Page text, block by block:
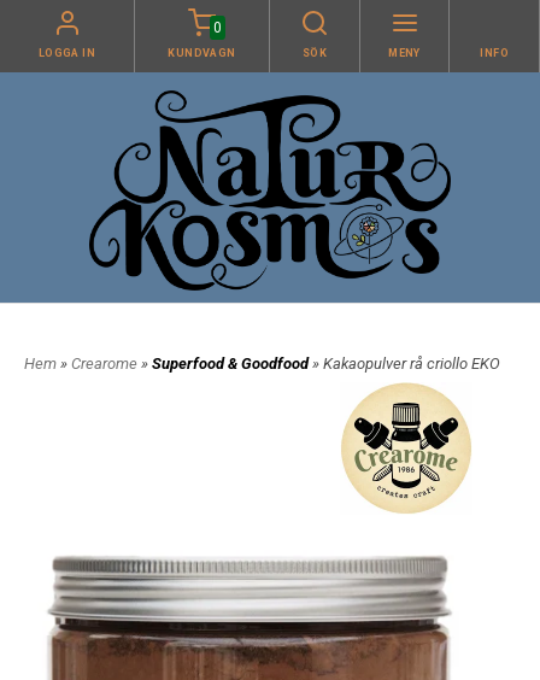
LOGGA IN
0
KUNDVAGN SÖK MENY INFO
Hem » Crearome » Superfood & Goodfood» Kakaopulver rå criollo EKO